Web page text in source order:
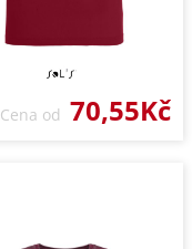
Cena od 70,55Kč